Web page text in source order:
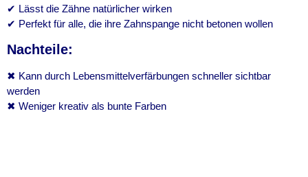
✔ Lässt die Zähne natürlicher wirken
✔ Perfekt für alle, die ihre Zahnspange nicht betonen wollen
Nachteile:
✖ Kann durch Lebensmittelverfärbungen schneller sichtbar
werden
✖ Weniger kreativ als bunte Farben